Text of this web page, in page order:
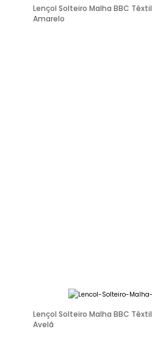
Lençol Solteiro Malha BBC Têxtil
Amarelo
Lençol Solteiro Malha BBC Têxtil
Avelã